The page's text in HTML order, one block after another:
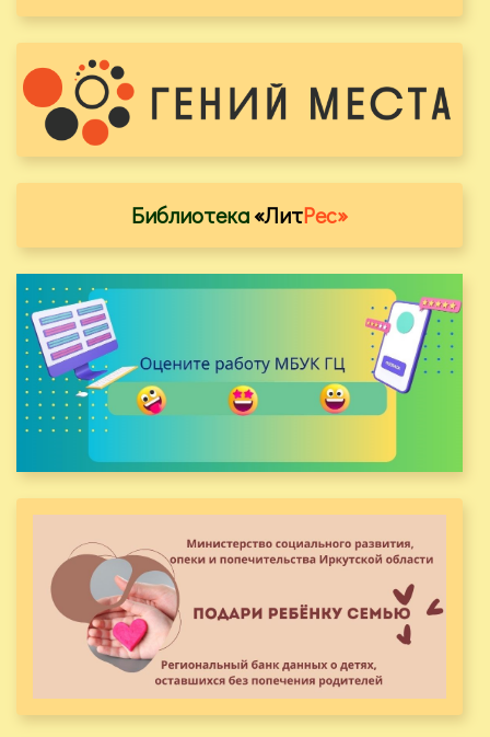
Библиотека«ЛитРес»